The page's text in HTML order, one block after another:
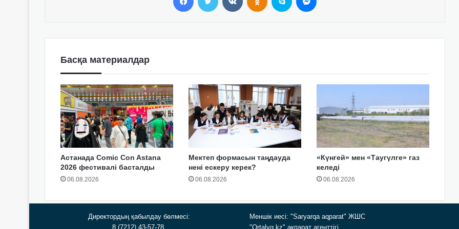
Басқа материалдар
Астанада Comic Con Astana
2026 фестивалі басталды
06.08.2026
Мектеп формасын таңдауда
нені ескеру керек?
06.08.2026
«Күнгей» мен «Таугүлге» газ
келеді
06.08.2026
Директордың қабылдау бөлмесі:
8 (7212) 43-57-78,
Меншік иесі: "Saryarqa aqparat" ЖШС
"Ortalyq.kz" ақпарат агенттігі